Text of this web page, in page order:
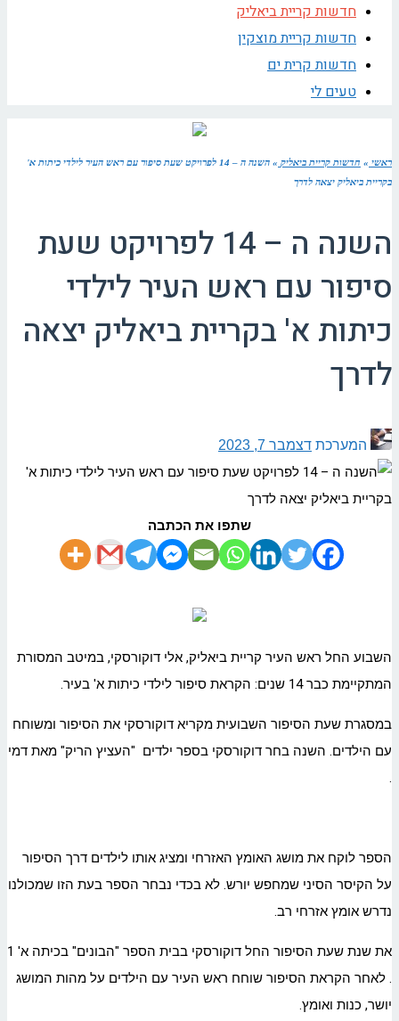
חדשות קריית ביאליק
חדשות קריית מוצקין
חדשות קרית ים
טעים לי
ראשי » חדשות קריית ביאליק »
השנה ה – 14 לפרויקט שעת סיפור עם ראש העיר לילדי כיתות א'
בקריית ביאליק יצאה לדרך
השנה ה – 14 לפרויקט שעת
סיפור עם ראש העיר לילדי
כיתות א' בקריית ביאליק יצאה
לדרך
המערכת דצמבר 7, 2023
שתפו את הכתבה
השבוע החל ראש העיר קריית ביאליק, אלי דוקורסקי, במיטב המסורת
המתקיימת כבר 14 שנים: הקראת סיפור לילדי כיתות א' בעיר.
במסגרת שעת הסיפור השבועית מקריא דוקורסקי את הסיפור ומשוחח
עם הילדים. השנה בחר דוקורסקי בספר ילדים "העציץ הריק" מאת דמי
.
הספר לוקח את מושג האומץ האזרחי ומציג אותו לילדים דרך הסיפור
על הקיסר הסיני שמחפש יורש. לא בכדי נבחר הספר בעת הזו שמכולנו
נדרש אומץ אזרחי רב.
את שנת שעת הסיפור החל דוקורסקי בבית הספר "הבונים" בכיתה א' 1
. לאחר הקראת הסיפור שוחח ראש העיר עם הילדים על מהות המושג
יושר, כנות ואומץ.